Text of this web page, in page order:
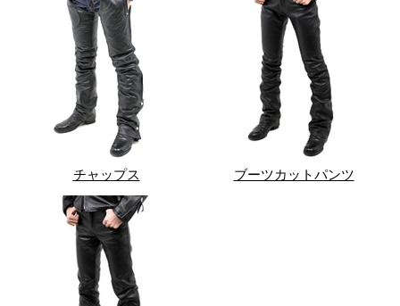
チャップス ブーツカットパンツ